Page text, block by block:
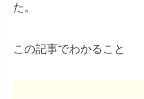
た。
この記事でわかること